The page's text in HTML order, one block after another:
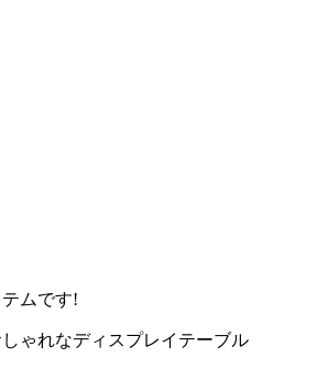
ムです!
ゃれなディスプレイテーブル